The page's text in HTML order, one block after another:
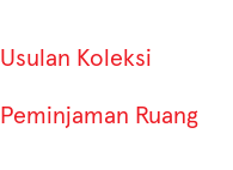
Usulan Koleksi
Peminjaman Ruang